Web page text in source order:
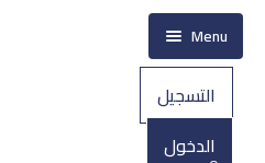
Menu
الرئيسية
حجز
التسجيل
الدخول